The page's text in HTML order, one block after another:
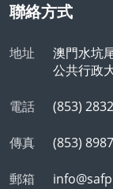
聯絡方式
地址
澳門水坑
公共行政
電話 (853)
傳真 (853)
郵箱